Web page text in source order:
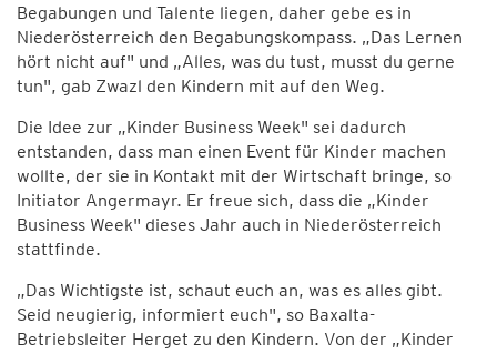
Begabungen und Talente liegen, daher gebe es in
Niederösterreich den Begabungskompass. „Das Lernen
hört nicht auf" und „Alles, was du tust, musst du gerne
tun", gab Zwazl den Kindern mit auf den Weg.
Die Idee zur „Kinder Business Week" sei dadurch
entstanden, dass man einen Event für Kinder machen
wollte, der sie in Kontakt mit der Wirtschaft bringe, so
Initiator Angermayr. Er freue sich, dass die „Kinder
Business Week" dieses Jahr auch in Niederösterreich
stattfinde.
„Das Wichtigste ist, schaut euch an, was es alles gibt.
Seid neugierig, informiert euch", so Baxalta-
Betriebsleiter Herget zu den Kindern. Von der „Kinder